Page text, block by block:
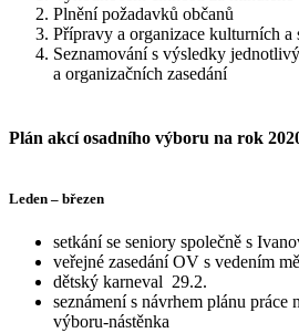
Plnění požadavků občanů
Přípravy a organizace kulturních a
Seznamování s výsledky
a organizačních zasedání
Plán akcí osadního výboru na rok
Leden – březen
setkání se seniory společně s
veřejné zasedání OV s vedením
dětský karneval 29.2.
seznámení s návrhem plánu práce
výboru-nástěnka